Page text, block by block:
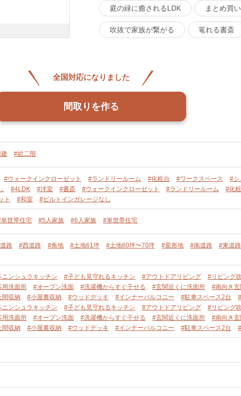
庭の緑に癒されるLDK まとめ買
吹抜で家族が繋がる 篭れる書斎
全国対応になりました
間取りを作る
#総二階
#ウォークインクローゼット #ランドリールーム #化粧台 #ワークスペース #シ
#4LDK #洋室 #書斎 #ウォークインクローゼット #ランドリールーム #化
ト
#和室 #ビルトインガレージなし
世帯住宅 #5人家族 #6人家族 #単世帯住宅
路 #西道路 #角地 #土地61坪 #土地60坪〜70坪 #変形地 #南道路 #東道路
ニンシュラキッチン #子ども見守れるキッチン #アウトドアリビング #リビング
用洗面所 #オープン洗面 #洗濯機からすぐ干せる #玄関近くに洗面所 #南向き玄
間収納 #小屋裏収納 #ウッドデッキ #インナーバルコニー #駐車スペース2台
ニンシュラキッチン #子ども見守れるキッチン #アウトドアリビング #リビング
用洗面所 #オープン洗面 #洗濯機からすぐ干せる #玄関近くに洗面所 #南向き玄
間収納 #小屋裏収納 #ウッドデッキ #インナーバルコニー #駐車スペース2台